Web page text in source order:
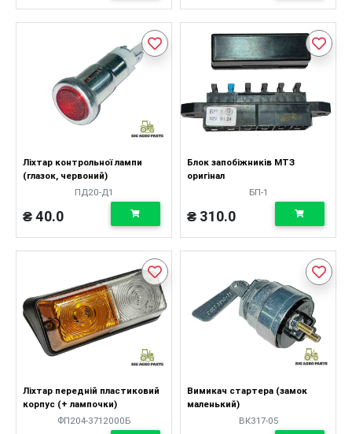
Ліхтар контрольної лампи
(глазок, червоний)
ПД20-Д1
₴ 40.0
Блок запобіжників МТЗ
оригінал
БП-1
₴ 310.0
Ліхтар передній пластиковий
корпус (+ лампочки)
ФП204-3712000Б
Вимикач стартера (замок
маленький)
ВК317-05